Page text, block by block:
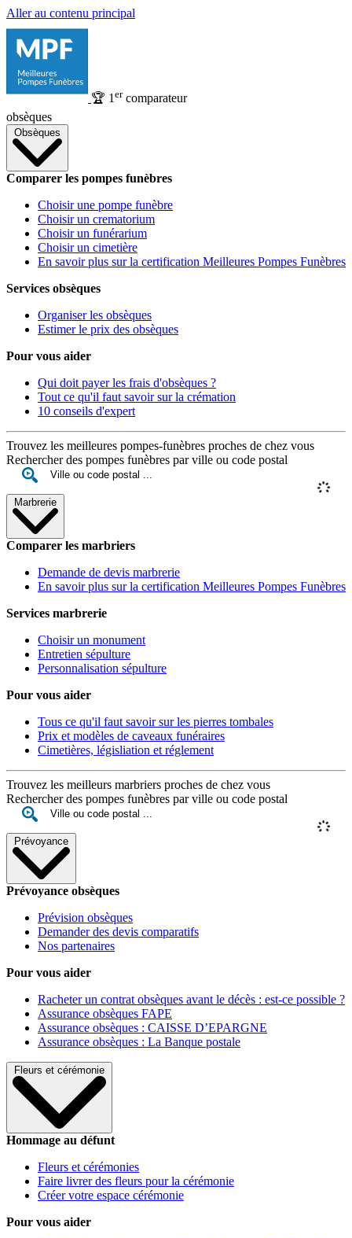
Aller au contenu principal
🏆 1 ercomparateur
obsèques
Obsèques
Comparer les pompes funèbres
Choisir une pompe funèbre
Choisir un crematorium
Choisir un funérarium
Choisir un cimetière
En savoir plus sur la certification Meilleures Pompes Funèbres
Services obsèques
Organiser les obsèques
Estimer le prix des obsèques
Pour vous aider
Qui doit payer les frais d'obsèques ?
Tout ce qu'il faut savoir sur la crémation
10 conseils d'expert
Trouvez les meilleures pompes-funèbres proches de chez vous
Rechercher des pompes funèbres par ville ou code postal
Marbrerie
Comparer les marbriers
Demande de devis marbrerie
En savoir plus sur la certification Meilleures Pompes Funèbres
Services marbrerie
Choisir un monument
Entretien sépulture
Personnalisation sépulture
Pour vous aider
Tous ce qu'il faut savoir sur les pierres tombales
Prix et modèles de caveaux funéraires
Cimetières, législiation et réglement
Trouvez les meilleurs marbriers proches de chez vous
Rechercher des pompes funèbres par ville ou code postal
Prévoyance
Prévoyance obsèques
Prévision obsèques
Demander des devis comparatifs
Nos partenaires
Pour vous aider
Racheter un contrat obsèques avant le décès : est-ce possible ?
Assurance obsèques FAPE
Assurance obsèques : CAISSE D’EPARGNE
Assurance obsèques : La Banque postale
Fleurs et cérémonie
Hommage au défunt
Fleurs et cérémonies
Faire livrer des fleurs pour la cérémonie
Créer votre espace cérémonie
Pour vous aider